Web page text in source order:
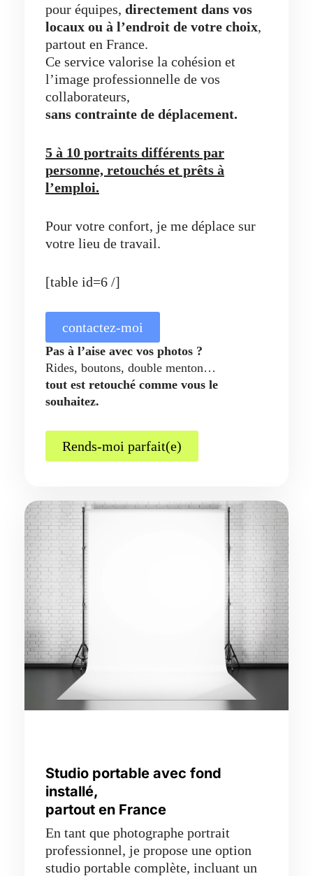
pour équipes, directement dans vos
locaux ou à l’endroit de votre choix,
partout en France.
Ce service valorise la cohésion et
l’image professionnelle de vos
collaborateurs,
sans contrainte de déplacement.
5 à 10 portraits différents par
personne, retouchés et prêts à
l’emploi.
Pour votre confort, je me déplace sur
votre lieu de travail.
[table id=6 /]
contactez-moi
Pas à l’aise avec vos photos ?
Rides, boutons, double menton…
tout est retouché comme vous le
souhaitez.
Rends-moi parfait(e)
Studio portable avec fond
installé,
partout en France
En tant que photographe portrait
professionnel, je propose une option
studio portable complète, incluant un